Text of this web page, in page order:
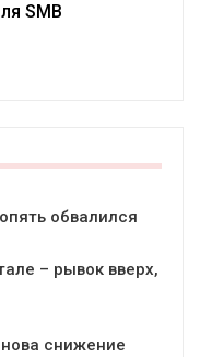
SMB
обвалился
– рывок вверх,
снижение